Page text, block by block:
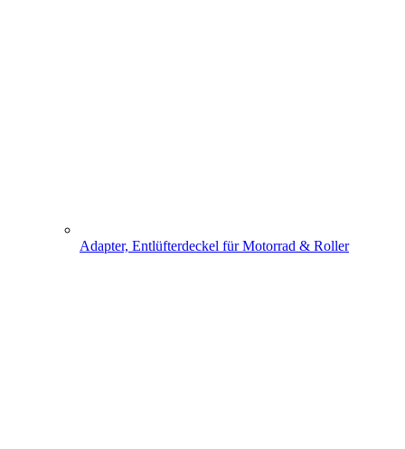
Adapter, Entlüfterdeckel für Motorrad & Roller